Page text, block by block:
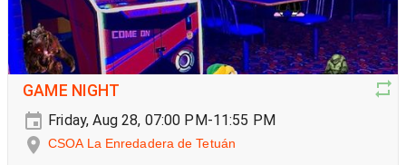
GAME NIGHT
Friday, Aug 28, 07:00 PM-11:55 PM
CSOA La Enredadera de Tetuán